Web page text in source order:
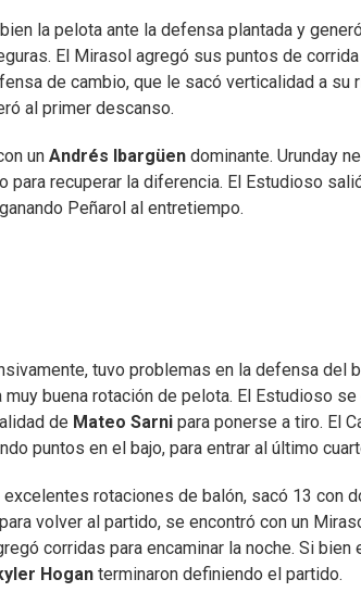
la pelota ante la defensa plantada y
El Mirasol agregó sus puntos de corrida
de cambio, que le sacó verticalidad a su
al primer descanso.
un Andrés Ibargüen dominante. Urunday
recuperar la diferencia. El Estudioso
Peñarol al entretiempo.
tuvo problemas en la defensa del
buena rotación de pelota. El Estudioso
de Mateo Sarni para ponerse a tiro. El
puntos en el bajo, para entrar al último
rotaciones de balón, sacó 13 con
volver al partido, se encontró con un
corridas para encaminar la noche. Si bien
Hogan terminaron definiendo el partido.